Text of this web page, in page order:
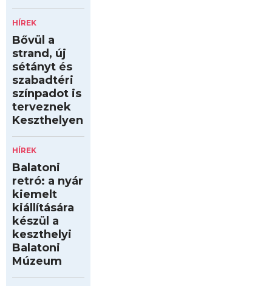
HÍREK
Bővül a
strand, új
sétányt és
szabadtéri
színpadot is
terveznek
Keszthelyen
HÍREK
Balatoni
retró: a nyár
kiemelt
kiállítására
készül a
keszthelyi
Balatoni
Múzeum